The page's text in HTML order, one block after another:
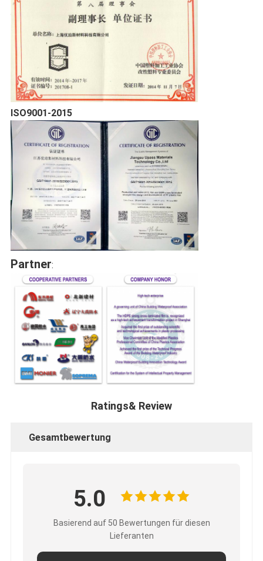
ISO9001-2015
Partner:
Ratings& Review
Gesamtbewertung
5.0
Basierend auf 50 Bewertungen für diesen
Lieferanten